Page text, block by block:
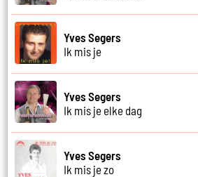
Yves Segers
Ik mis je
Yves Segers
Ik mis je elke dag
Yves Segers
Ik mis je zo